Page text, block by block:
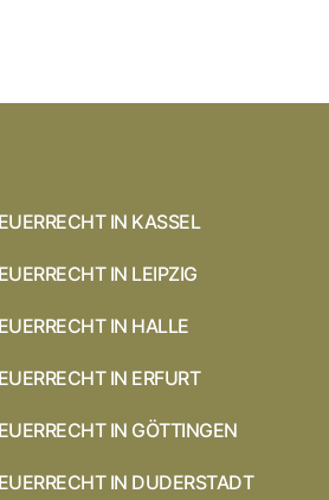
IN KASSEL
IN LEIPZIG
IN HALLE
IN ERFURT
IN GÖTTINGEN
IN DUDERSTADT